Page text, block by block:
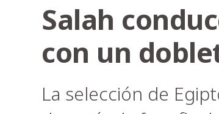
Salah
con un
La selección de